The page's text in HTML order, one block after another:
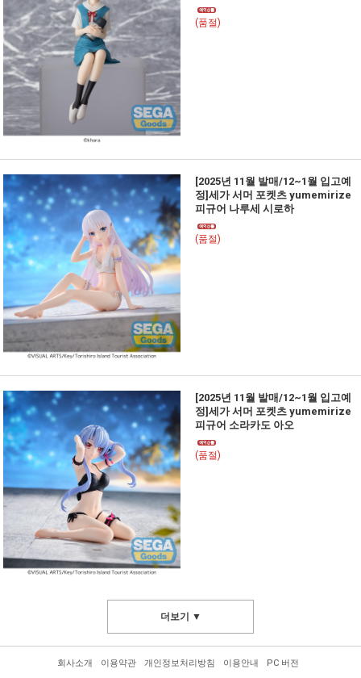
(품절)
[2025년 11월 발매/12~1월 입고예
정]세가 서머 포켓츠 yumemirize
피규어 나루세 시로하
(품절)
[2025년 11월 발매/12~1월 입고예
정]세가 서머 포켓츠 yumemirize
피규어 소라카도 아오
(품절)
더보기 ▼
회사소개 이용약관 개인정보처리방침 이용안내 PC 버전